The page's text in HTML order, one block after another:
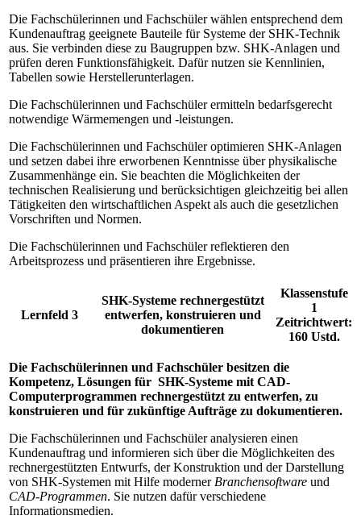
Die Fachschülerinnen und Fachschüler wählen entsprechend dem
Kundenauftrag geeignete Bauteile für Systeme der SHK-Technik
aus. Sie verbinden diese zu Baugruppen bzw. SHK-Anlagen und
prüfen deren Funktionsfähigkeit. Dafür nutzen sie Kennlinien,
Tabellen sowie Herstellerunterlagen.
Die Fachschülerinnen und Fachschüler ermitteln bedarfsgerecht
notwendige Wärmemengen und -leistungen.
Die Fachschülerinnen und Fachschüler optimieren SHK-Anlagen
und setzen dabei ihre erworbenen Kenntnisse über physikalische
Zusammenhänge ein. Sie beachten die Möglichkeiten der
technischen Realisierung und berücksichtigen gleichzeitig bei allen
Tätigkeiten den wirtschaftlichen Aspekt als auch die gesetzlichen
Vorschriften und Normen.
Die Fachschülerinnen und Fachschüler reflektieren den
Arbeitsprozess und präsentieren ihre Ergebnisse.
Lernfeld 3
SHK-Systeme rechnergestützt
entwerfen, konstruieren und
dokumentieren
Klassenstufe
1
Zeitrichtwert:
160 Ustd.
Die Fachschülerinnen und Fachschüler besitzen die
Kompetenz, Lösungen für SHK-Systeme mit CAD-
Computerprogrammen rechnergestützt zu entwerfen, zu
konstruieren und für zukünftige Aufträge zu dokumentieren.
Die Fachschülerinnen und Fachschüler analysieren einen
Kundenauftrag und informieren sich über die Möglichkeiten des
rechnergestützten Entwurfs, der Konstruktion und der Darstellung
von SHK-Systemen mit Hilfe moderner Branchensoftware und
CAD-Programmen. Sie nutzen dafür verschiedene
Informationsmedien.